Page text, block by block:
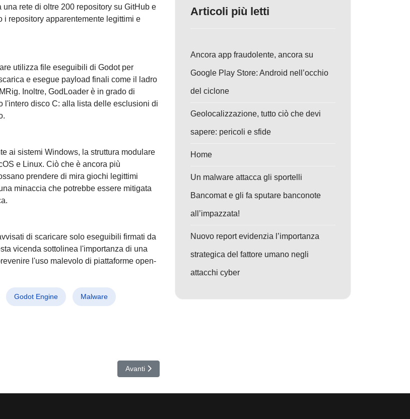
rete di oltre 200 repository su GitHub e
i repository apparentemente legittimi e
utilizza file eseguibili di Godot per
e esegue payload finali come il ladro
Inoltre, GodLoader è in grado di
l'intero disco C: alla lista delle esclusioni di
ai sistemi Windows, la struttura modulare
e Linux. Ciò che è ancora più
prendere di mira giochi legittimi
minaccia che potrebbe essere mitigata
di scaricare solo eseguibili firmati da
vicenda sottolinea l'importanza di una
l'uso malevolo di piattaforme open-
Godot Engine Malware
minaccia le telecomunicazioni di 12 paesi!Articolo successivo: Attacco RomCom: Cybercriminali Sfruttano Zero-Day in Firefox e
Avanti
Articoli più letti
Ancora app fraudolente, ancora su
Google Play Store: Android nell’occhio
del ciclone
Geolocalizzazione, tutto ciò che devi
sapere: pericoli e sfide
Home
Un malware attacca gli sportelli
Bancomat e gli fa sputare banconote
all’impazzata!
Nuovo report evidenzia l’importanza
strategica del fattore umano negli
attacchi cyber